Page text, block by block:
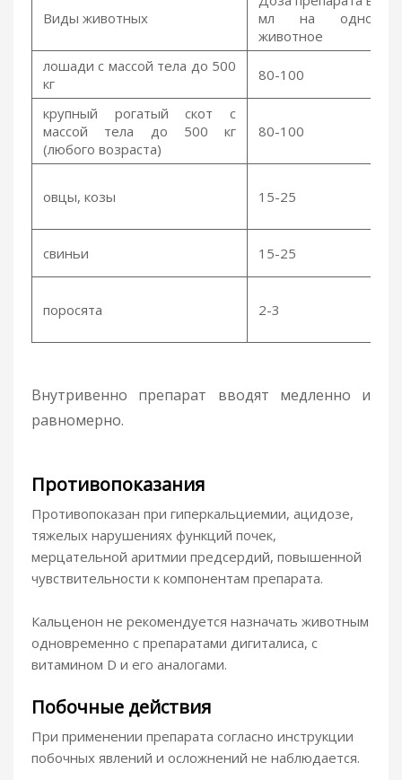
Виды животных
мл на одно
животное
лошади с массой тела до 500
кг
80-100
крупный рогатый скот с
массой тела до 500 кг
(любого возраста)
80-100
овцы, козы 15-25
свиньи 15-25
поросята 2-3
Внутривенно препарат вводят медленно и
равномерно.
Противопоказания
Противопоказан при гиперкальциемии, ацидозе,
тяжелых нарушениях функций почек,
мерцательной аритмии предсердий, повышенной
чувствительности к компонентам препарата.
Кальценон не рекомендуется назначать животным
одновременно с препаратами дигиталиса, с
витамином D и его аналогами.
Побочные действия
При применении препарата согласно инструкции
побочных явлений и осложнений не наблюдается.